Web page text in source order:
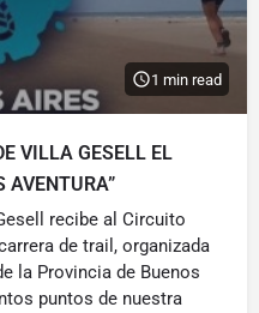
1 min read
VILLA GESELL EL
AVENTURA”
recibe al Circuito
de trail, organizada
la Provincia de Buenos
puntos de nuestra